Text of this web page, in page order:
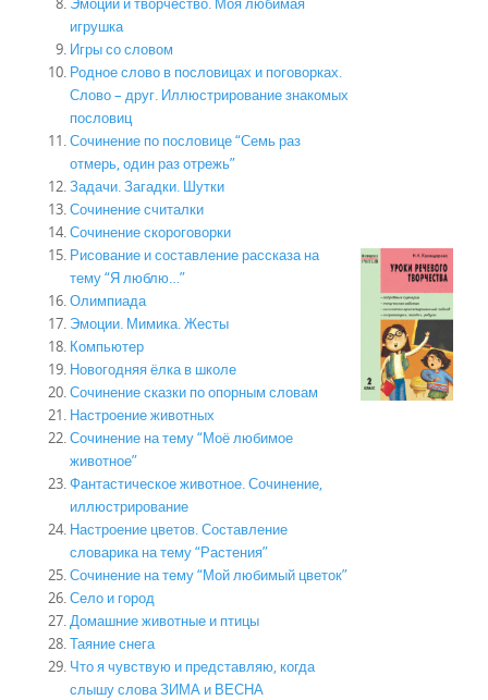
игрушка
Игры со словом
Родное слово в пословицах и поговорках.
Слово – друг. Иллюстрирование знакомых
пословиц
Сочинение по пословице “Семь раз
отмерь, один раз отрежь”
Задачи. Загадки. Шутки
Сочинение считалки
Сочинение скороговорки
Рисование и составление рассказа на
тему “Я люблю…”
Олимпиада
Эмоции. Мимика. Жесты
Компьютер
Новогодняя ёлка в школе
Сочинение сказки по опорным словам
Настроение животных
Сочинение на тему “Моё любимое
животное”
Фантастическое животное. Сочинение,
иллюстрирование
Настроение цветов. Составление
словарика на тему “Растения”
Сочинение на тему “Мой любимый цветок”
Село и город
Домашние животные и птицы
Таяние снега
Что я чувствую и представляю, когда
слышу слова ЗИМА и ВЕСНА